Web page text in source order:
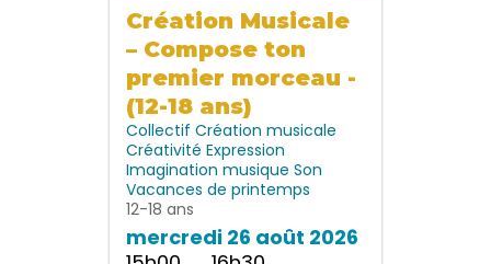
Création Musicale
– Compose ton
premier morceau -
(12-18 ans)
Collectif Création musicale
Créativité Expression
Imagination musique Son
Vacances de printemps
12-18 ans
mercredi 26 août 2026